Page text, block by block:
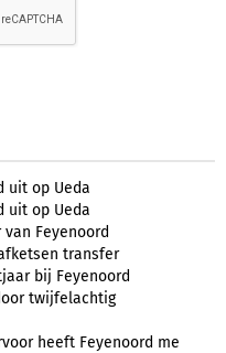
uit op Ueda
uit op Ueda
Feyenoord
transfer
bij Feyenoord
twijfelachtig
heeft Feyenoord me